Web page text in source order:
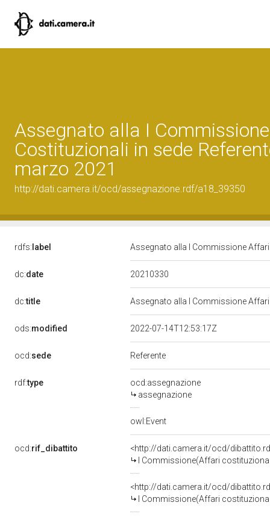
Assegnato alla I
Costituzionali in sede
marzo 2021
http://dati.camera.it/ocd/assegnazione.rdf/a18_39350
rdfs: label Assegnato alla I Commissione
dc:date 20210330
dc:title Assegnato alla I Commissione
ods:modified 2022-07-14T12:53:17Z
ocd:sede Referente
rdf:type
ocd:assegnazione
assegnazione
owl:Event
ocd:rif_dibattito
<http://dati.camera.it/ocd/
I Commissione(Affari
<http://dati.camera.it/ocd/
I Commissione(Affari